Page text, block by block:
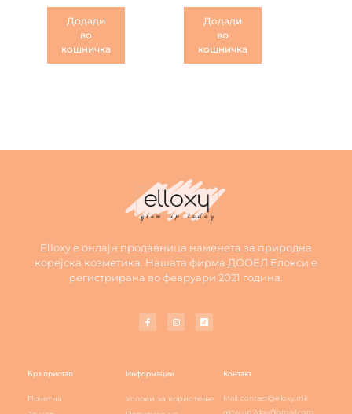
Додади
во
кошничка
Додади
во
кошничка
Elloxy е онлајн продавница наменета за природна
корејска козметика. Нашата фирма ДООЕЛ Елокси е
регистрирана во февруари 2021 година.
Брз пристап
Почетна
Информации
Услови за користење
Контакт
Mail: contact@elloxy.mk
glow.up.2day@gmail.com